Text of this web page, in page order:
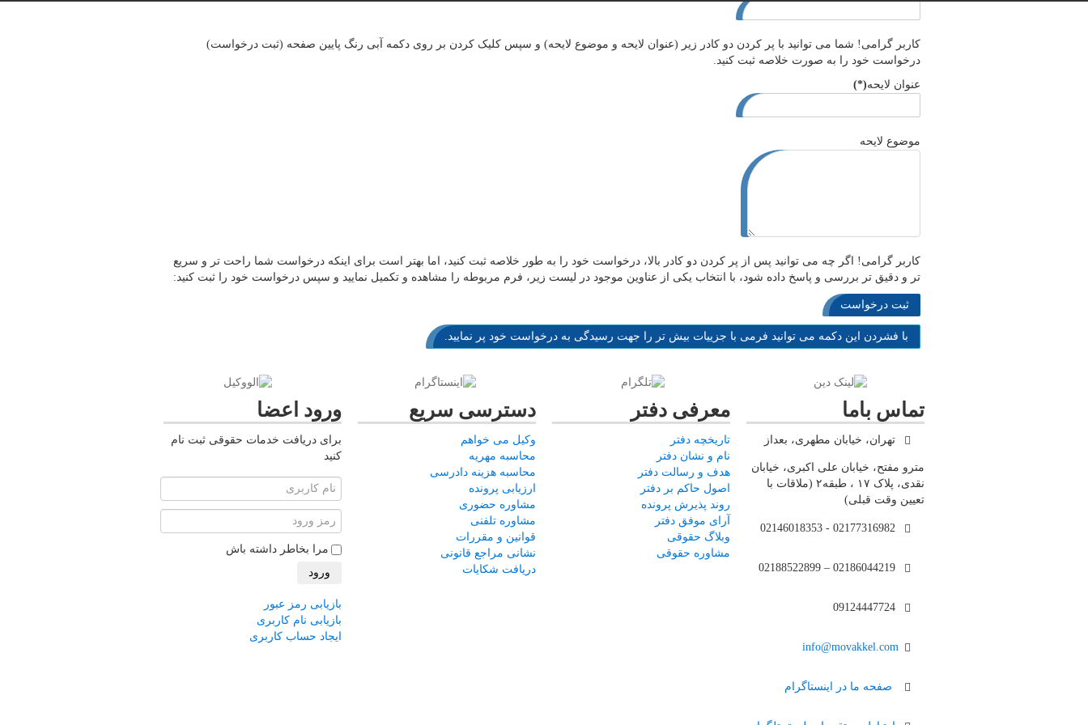
کاربر گرامی! شما می توانید با پر کردن دو کادر زیر (عنوان لایحه و موضوع لایحه) و سپس کلیک کردن بر روی دکمه آبی رنگ پایین صفحه (ثبت درخواست)
درخواست خود را به صورت خلاصه ثبت کنید.
عنوان لایحه(*)
موضوع لایحه
کاربر گرامی! اگر چه می توانید پس از پر کردن دو کادر بالا، درخواست خود را به طور خلاصه ثبت کنید، اما بهتر است برای اینکه درخواست شما راحت تر و سریع
تر و دقیق تر بررسی و پاسخ داده شود، با انتخاب یکی از عناوین موجود در لیست زیر، فرم مربوطه را مشاهده و تکمیل نمایید و سپس درخواست خود را ثبت کنید:
با فشردن این دکمه می توانید فرمی با جزییات بیش تر را جهت رسیدگی به درخواست خود پر نمایید.
تماس باما
تهران، خیابان مطهری، بعداز
مترو مفتح، خیابان علی اکبری، خیابان
نقدی، پلاک ۱۷ ، طبقه۲ (ملاقات با
تعیین وقت قبلی)
info@movakkel.com
صفحه ما در اینستاگرام
معرفی دفتر
تاریخچه دفتر
نام و نشان دفتر
هدف و رسالت دفتر
اصول حاکم بر دفتر
روند پذیرش پرونده
آرای موفق دفتر
وبلاگ حقوقی
مشاوره حقوقی
دسترسی سریع
وکیل می خواهم
محاسبه مهریه
محاسبه هزینه دادرسی
ارزیابی پرونده
مشاوره حضوری
مشاوره تلفنی
قوانین و مقررات
نشانی مراجع قانونی
دریافت شکایات
ورود اعضا
برای دریافت خدمات حقوقی ثبت نام
کنید
مرا بخاطر داشته باش
ورود
بازیابی رمز عبور
بازیابی نام کاربری
ایجاد حساب کاربری
هزینه های از قبل هماهنگ شده